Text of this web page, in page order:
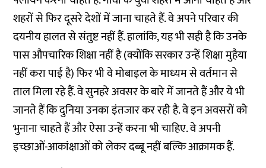
शहरों से फिर दूसरे देशों में जाना चाहते हैं. वे अपने परिवार की
दयनीय हालत से संतुष्ट नहीं हैं. हालांकि, यह भी सही है कि उनके
पास औपचारिक शिक्षा नहीं है (क्योंकि सरकार उन्हें शिक्षा मुहैया
नहीं करा पाई है) फिर भी वे मोबाइल के माध्यम से वर्तमान से
ताल मिला रहे हैं. वे सुनहरे अवसर के बारे में जानते हैं और ये भी
जानते हैं कि दुनिया उनका इंतजार कर रही है. वे इन अवसरों को
भुनाना चाहते हैं और ऐसा उन्हें करना भी चाहिए. वे अपनी
इच्छाओं-आकांक्षाओं को लेकर दब्बू नहीं बल्कि आक्रामक हैं.